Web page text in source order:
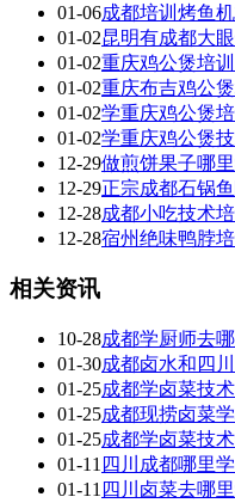
01-06成都培训烤鱼
01-02昆明有成都大
01-02重庆鸡公煲培
01-02重庆布吉鸡公
01-02学重庆鸡公煲
01-02学重庆鸡公煲
12-29做煎饼果子哪
12-29正宗成都石锅
12-28成都小吃技术
12-28宿州绝味鸭脖
相关资讯
10-28成都学厨师去
01-30成都卤水和四
01-25成都学卤菜技
01-25成都现捞卤菜
01-25成都学卤菜技
01-11 四川成都哪里
01-11 四川卤菜去哪